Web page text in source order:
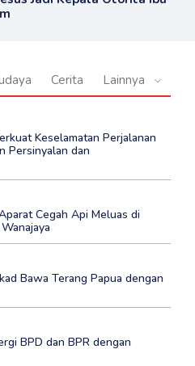
Cerita Lainnya
Keselamatan Perjalanan
Persinyalan dan
Cegah Api Meluas di
Bawa Terang Papua dengan
BPD dan BPR dengan